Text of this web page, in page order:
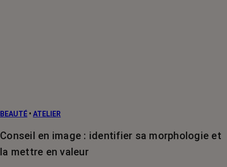
BEAUTÉ • ATELIER
Conseil en image : identifier sa morphologie et
la mettre en valeur